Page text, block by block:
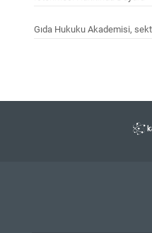
Gıda Hukuku Akademisi,